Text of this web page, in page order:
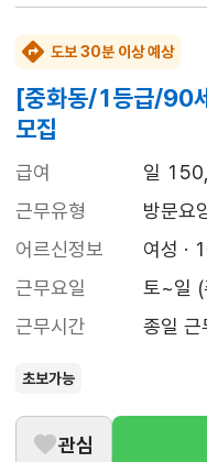
도보 30분 이상 예상
[중화동/1등급/90
모집
급여
일
근무유형
방문요
어르신정보
여성 ·
근무요일
토~일
근무시간
종일 근
초보가능
관심